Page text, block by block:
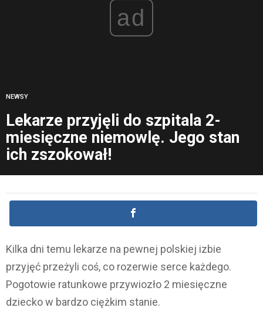
ad
NEWSY
Lekarze przyjęli do szpitala 2-
miesięczne niemowlę. Jego stan
ich zszokował!
Kilka dni temu lekarze na pewnej polskiej izbie
przyjęć przeżyli coś, co rozerwie serce każdego.
Pogotowie ratunkowe przywiozło 2 miesięczne
dziecko w bardzo ciężkim stanie.